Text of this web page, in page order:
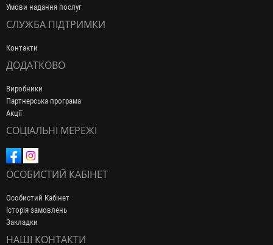
Умови надання послуг
СЛУЖБА ПІДТРИМКИ
Контакти
ДОДАТКОВО
Виробники
Партнерська програма
Акції
СОЦІАЛЬНІ МЕРЕЖІ
ОСОБИСТИЙ КАБІНЕТ
Особистий Кабінет
Історія замовлень
Закладки
НАШІ КОНТАКТИ